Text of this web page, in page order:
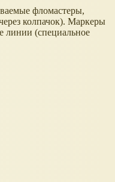
фломастеры,
колпачок). Маркеры
линии (специальное